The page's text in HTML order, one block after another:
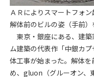
ＡＲによりスマートフォン
解体前のビルの姿（手前
東京・銀座にある、建
ム建築の代表作「中銀カ
体工事が始まった。解体
め、gluon（グルーオン、
その他形態を問わず、
ん。
3. 会員は、IDおよびパス
第三者（他の会員を含
を負うものとし、管理
第6条（会員の禁止事項）